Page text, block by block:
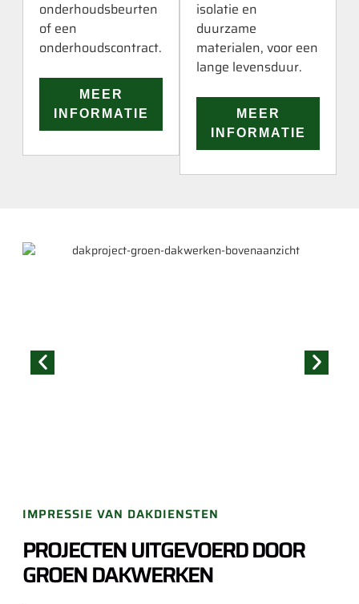
onderhoudsbeurten
of een
onderhoudscontract.
MEER
INFORMATIE
isolatie en
duurzame
materialen, voor een
lange levensduur.
MEER
INFORMATIE
IMPRESSIE VAN DAKDIENSTEN
PROJECTEN UITGEVOERD DOOR
GROEN DAKWERKEN